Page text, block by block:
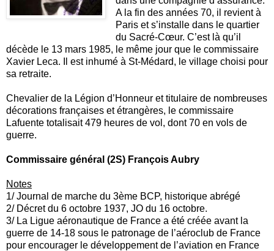
A la fin des années 70, il revient à
Paris et s’installe dans le quartier
du Sacré-Cœur. C’est là qu’il
décède le 13 mars 1985, le même jour que le commissaire
Xavier Leca. Il est inhumé à St-Médard, le village choisi pour
sa retraite.
Chevalier de la Légion d’Honneur et titulaire de nombreuses
décorations françaises et étrangères, le commissaire
Lafuente totalisait 479 heures de vol, dont 70 en vols de
guerre.
Commissaire général (2S) François Aubry
Notes
1/ Journal de marche du 3ème BCP, historique abrégé
2/ Décret du 6 octobre 1937, JO du 16 octobre.
3/ La Ligue aéronautique de France a été créée avant la
guerre de 14-18 sous le patronage de l’aéroclub de France
pour encourager le développement de l’aviation en France